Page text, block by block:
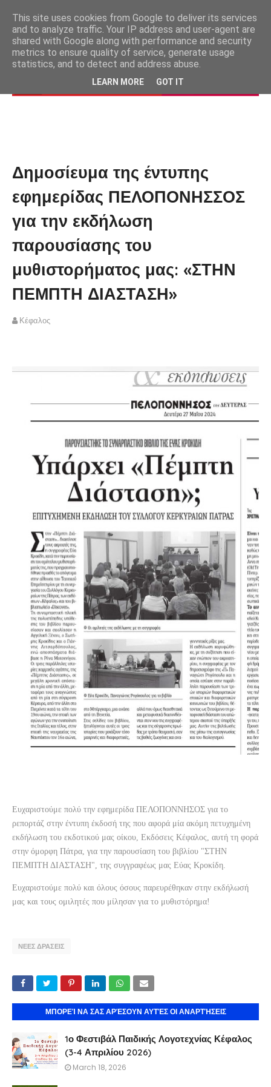
Δημοσίευμα της έντυπης
εφημερίδας ΠΕΛΟΠΟΝΗΣΣΟΣ
για την εκδήλωση
παρουσίασης του
μυθιστορήματος μας: «ΣΤΗΝ
ΠΕΜΠΤΗ ΔΙΑΣΤΑΣΗ»
Κέφαλος
Ευχαριστούμε πολύ την εφημερίδα ΠΕΛΟΠΟΝΝΗΣΟΣ για το
ρεπορτάζ στην έντυπη έκδοσή της που αφορά μία ακόμη πετυχημένη
εκδήλωση του εκδοτικού μας οίκου, Εκδόσεις Κέφαλος, αυτή τη φορά
στην όμορφη Πάτρα, για την παρουσίαση του βιβλίου "ΣΤΗΝ
ΠΕΜΠΤΗ ΔΙΑΣΤΑΣΗ", της συγγραφέως μας Εύας Κροκίδη.
Ευχαριστούμε πολύ και όλους όσους παρευρέθηκαν στην εκδήλωσή
μας και τους ομιλητές που μίλησαν για το μυθιστόρημα!
ΝΕΕΣ ΔΡΑΣΕΙΣ
ΜΠΟΡΕΊ ΝΑ ΣΑΣ ΑΡΈΣΟΥΝ ΑΥΤΈΣ ΟΙ ΑΝΑΡΤΉΣΕΙΣ
1ο Φεστιβάλ Παιδικής Λογοτεχνίας Κέφαλος
(3-4 Απριλίου 2026)
March 18, 2026
This site uses cookies from Google to deliver its services
and to analyze traffic. Your IP address and user-agent are
shared with Google along with performance and security
metrics to ensure quality of service, generate usage
statistics, and to detect and address abuse.
LEARN MORE GOT IT